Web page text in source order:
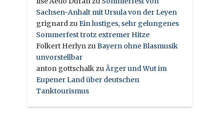
Sachsen-Anhalt mit Ursula von der Leyen
grignardzuEin lustiges, sehr gelungenes
Sommerfest trotz extremer Hitze
Folkert HerlynzuBayern ohne Blasmusik
unvorstellbar
anton gottschalkzuÄrger und Wut im
Eupener Land über deutschen
Tanktourismus